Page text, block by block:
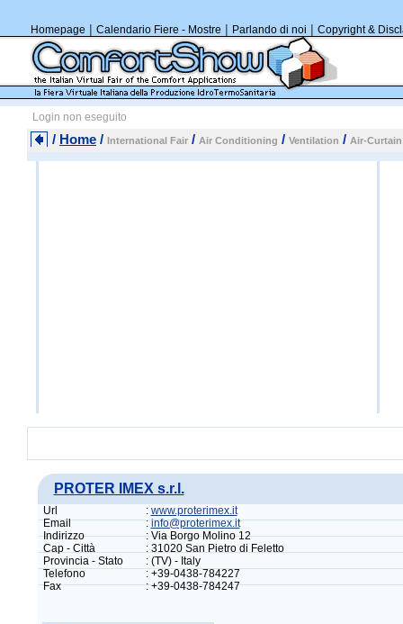
Homepage | Calendario Fiere - Mostre | Parlando di noi | Copyright &
Login non eseguito
/ Home / International Fair / Air Conditioning / Ventilation / Air-
PROTER IMEX s.r.l.
Url : www.proterimex.it
Email
:info@proterimex.it
Indirizzo
: Via Borgo Molino 12
Cap - Città
: 31020 San Pietro di Feletto
Provincia - Stato
: (TV) - Italy
Telefono
: +39-0438-784227
Fax
: +39-0438-784247